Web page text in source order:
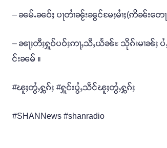
– ၼမ်ႉၼဝ်ႈ ပႃတၢႆၼႂ်းၼွင်မႄႈမၢႆႈ(ဢိၼ်းတေႃ
– ၼႃႈတီႈႁူဝ်ပဝ်ႈဢႃႇသီႇယႅၼ်ႊ သိုၵ်းမၢၼ်ႈ
င်းၼမ် ။
#ၽူႈတွႆႇႁွၵ်ႈ #ႁူင်းပွႆႇသဵင်ၽူႈတွႆႇႁွၵ်ႈ
#SHANNews #shanradio